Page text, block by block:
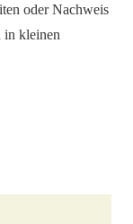
oder Nachweis
in kleinen